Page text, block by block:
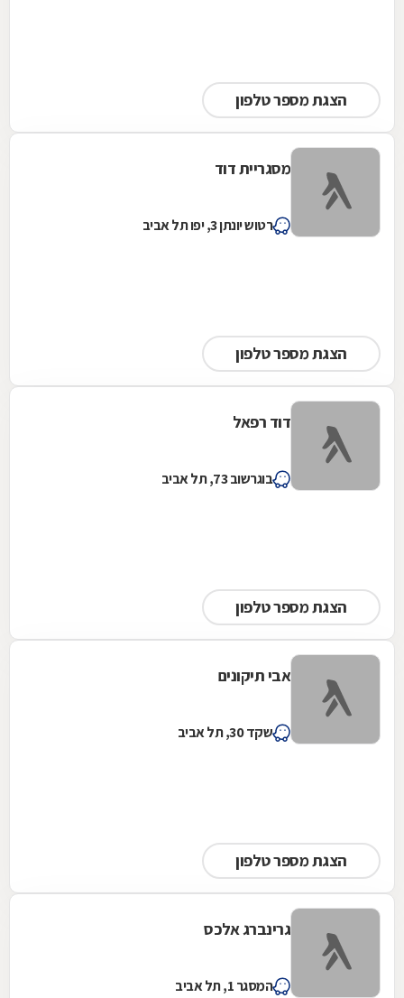
הצגת מספר טלפון
מסגריית דוד
רטוש יונתן 3, יפו תל אביב
הצגת מספר טלפון
דוד רפאל
בוגרשוב 73, תל אביב
הצגת מספר טלפון
אבי תיקונים
שקד 30, תל אביב
הצגת מספר טלפון
גרינברג אלכס
המסגר 1, תל אביב